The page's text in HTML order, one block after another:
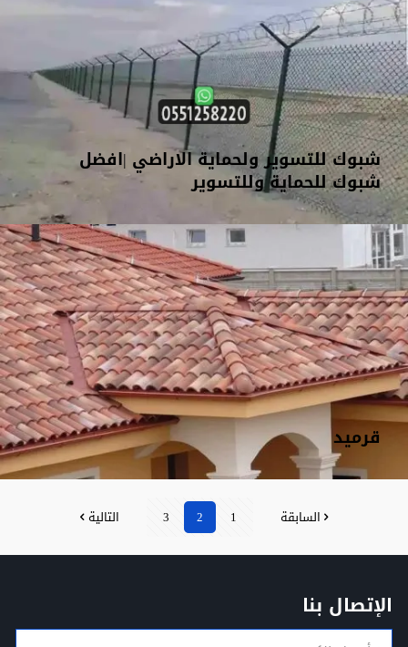
شبوك للتسوير ولحماية الاراضي |افضل
شبوك للحماية وللتسوير
قرميد
السابقة 1
2
3 التالية
الإتصال بنا